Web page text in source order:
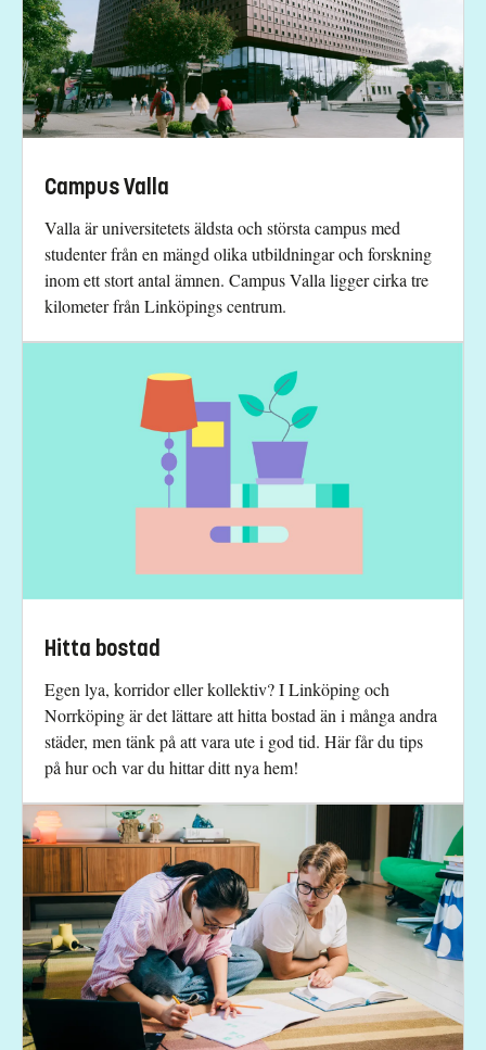
Campus Valla
Valla är universitetets äldsta och största campus med
studenter från en mängd olika utbildningar och forskning
inom ett stort antal ämnen. Campus Valla ligger cirka tre
kilometer från Linköpings centrum.
Hitta bostad
Egen lya, korridor eller kollektiv? I Linköping och
Norrköping är det lättare att hitta bostad än i många andra
städer, men tänk på att vara ute i god tid. Här får du tips
på hur och var du hittar ditt nya hem!